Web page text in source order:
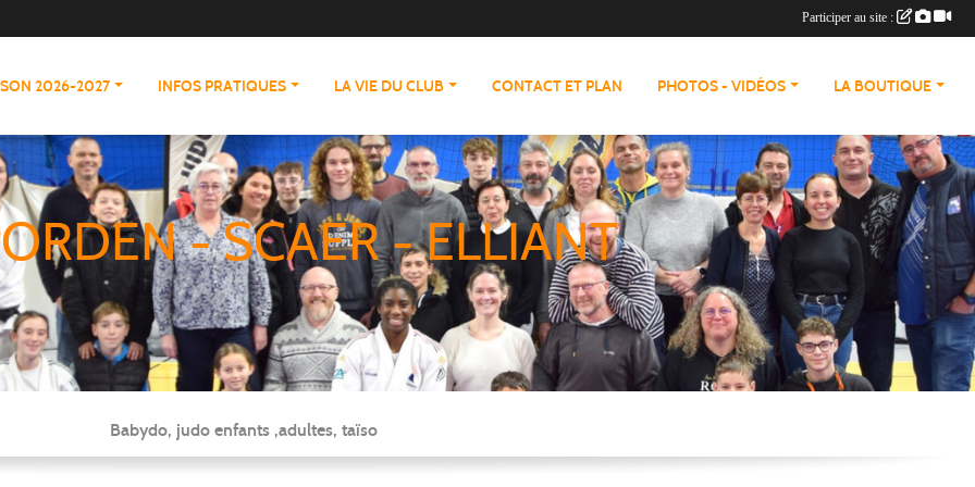
2026-2027 INFOS PRATIQUES LA VIE DU CLUB CONTACT ET PLAN PHOTOS - VIDÉOS LA BOUTIQUE
- SCAER - ELLIANT
Babydo, judo enfants ,adultes, taïso
Participer au site :